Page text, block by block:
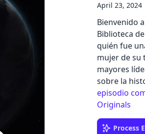
Read about our content policies here
April 23, 2024
Bienvenido
Biblioteca
quién fue
mujer de su
mayores
sobre la
episodio
Originals
Process